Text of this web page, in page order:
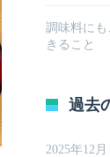
調味料に
きること
過去
2025年12月